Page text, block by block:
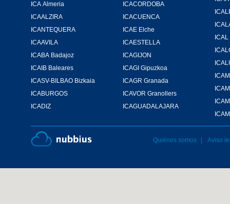
ICA Almeria
ICAALZIRA
ICANTEQUERA
ICAAVILA
ICABA Badajoz
ICAIB Baleares
ICASV-BILBAO Bizkaia
ICABURGOS
ICADIZ
ICACORDOBA
ICACUENCA
ICAE Elche
ICAESTELLA
ICAGIJON
ICAGI Gipuzkoa
ICAGR Granada
ICAVOR Granollers
ICAGUADALAJARA
Aviso
Quiénes somos